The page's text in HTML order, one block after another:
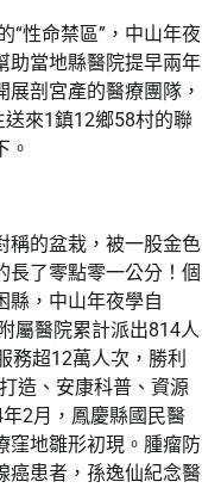
“性命禁區”，中山年夜
助當地縣醫院提早兩年
剖宮產的醫療團隊，
送來1鎮12鄉58村的聯
。
稱的盆栽，被一股金色
長了零點零一公分！個
縣，中山年夜學自
屬醫院累計派出814人
務超12萬人次，勝利
造、安康科普、資源
2月，鳳慶縣國民醫
窪地雛形初現。腫瘤防
癌患者，孫逸仙紀念醫